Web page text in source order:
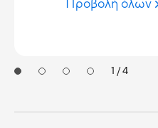
Προβολή όλων
1 / 4